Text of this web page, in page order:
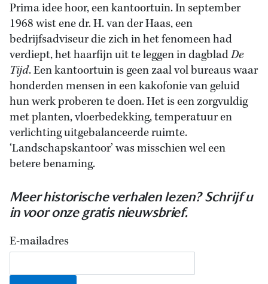
Prima idee hoor, een kantoortuin. In september
1968 wist ene dr. H. van der Haas, een
bedrijfsadviseur die zich in het fenomeen had
verdiept, het haarfijn uit te leggen in dagbladDe
Tijd. Een kantoortuin is geen zaal vol bureaus waar
honderden mensen in een kakofonie van geluid
hun werk proberen te doen. Het is een zorgvuldig
met planten, vloerbedekking, temperatuur en
verlichting uitgebalanceerde ruimte.
‘Landschapskantoor’ was misschien wel een
betere benaming.
Meer historische verhalen lezen? Schrijf u
in voor onze gratis nieuwsbrief.
E-mailadres